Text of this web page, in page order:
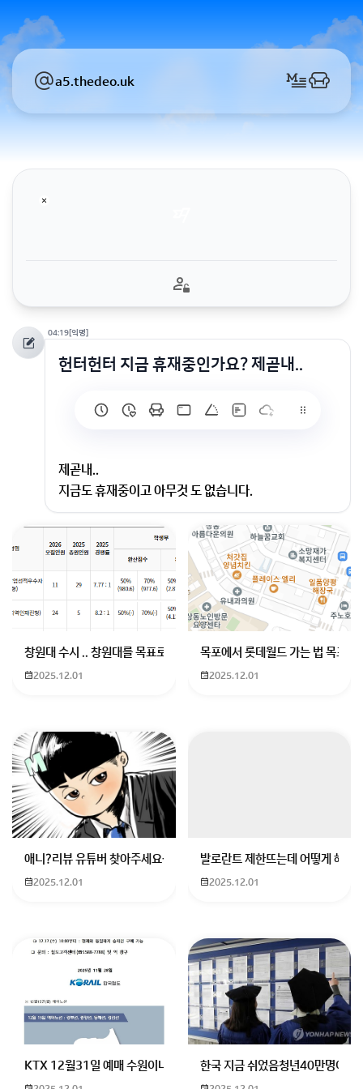
a5.thedeo.uk
04:19[익명]
헌터헌터 지금 휴재중인가요? 제곧내..
제곧내..
지금도 휴재중이고 아무것 도 없습니다.
안봐야 합니다. 답변이 도움이 되셨으면 합니다.
회원가입 혹은 광고 [X]를 누르면 내용이 보입니다
창원대 수시 .. 창원대를 목표로 하고 있는 09년생입니다 지금 제 내신이
2025.12.01
목포에서 롯데월드 가는 법 목포
2025.12.01
애니?리뷰 유튜버 찾아주세요ㅠㅠ 무슨 검정머리 남자 캐릭터에 더빙하
2025.12.01
발로란트 제한뜨는데 어떻게 해야
2025.12.01
KTX 12월31일 예매 수원이나 서울에서 부산으로 가는 열차를 예매하려
한국 지금 쉬었음청년40만명이라